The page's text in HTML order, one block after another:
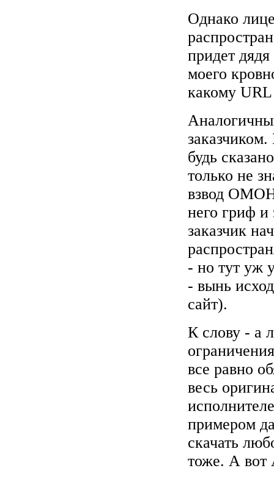
Однако
придет
моего
какому
будь
только не
взвод
него гриф и
заказчик
- но тут уж
- вынь
сайт).
К слову - а
все равно
весь
примером
скачать
тоже. А вот